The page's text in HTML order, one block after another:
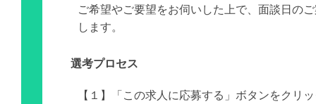
ご希望やご要望をお伺いした上で、面談日の
します。
選考プロセス
【１】「この求人に応募する」ボタンをクリ